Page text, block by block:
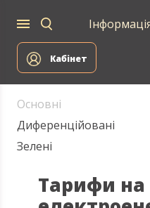
Кабінет
Електропостачання
Основні
Диференційовані
Зелені
Тарифи на